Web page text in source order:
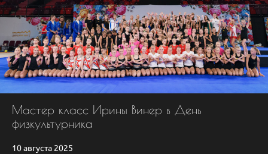
Мастер класс Ирины Винер в День
физкультурника
10 августа 2025